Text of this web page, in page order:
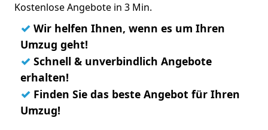
Kostenlose Angebote in 3 Min.
✓ Wir helfen Ihnen, wenn es um Ihren
Umzug geht!
✓ Schnell & unverbindlich Angebote
erhalten!
✓ Finden Sie das beste Angebot für Ihren
Umzug!